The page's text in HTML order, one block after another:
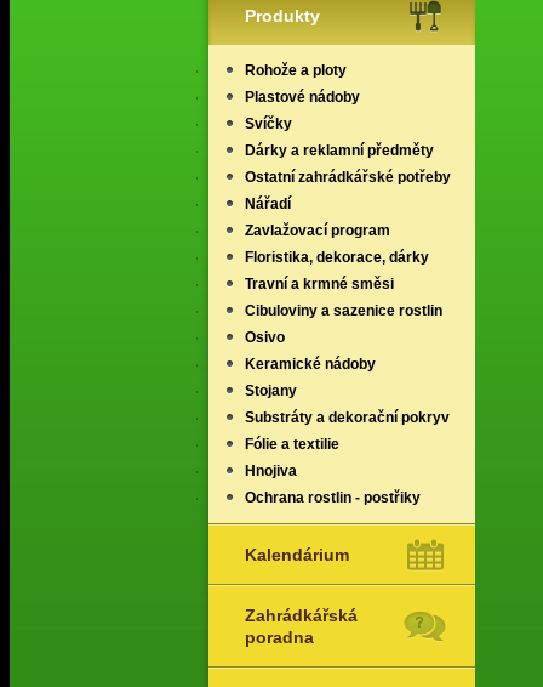
Produkty
Rohože a ploty
Plastové nádoby
Svíčky
Dárky a reklamní předměty
Ostatní zahrádkářské potřeby
Nářadí
Zavlažovací program
Floristika, dekorace, dárky
Travní a krmné směsi
Cibuloviny a sazenice rostlin
Osivo
Keramické nádoby
Stojany
Substráty a dekorační pokryv
Fólie a textilie
Hnojiva
Ochrana rostlin - postřiky
Kalendárium
Zahrádkářská
poradna